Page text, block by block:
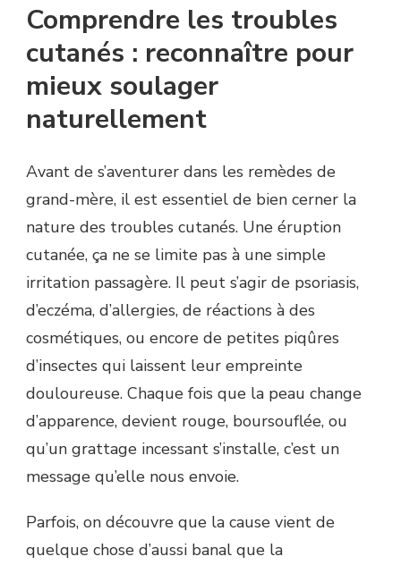
Comprendre les troubles
cutanés : reconnaître pour
mieux soulager
naturellement
Avant de s’aventurer dans les remèdes de
grand-mère, il est essentiel de bien cerner la
nature des troubles cutanés. Une éruption
cutanée, ça ne se limite pas à une simple
irritation passagère. Il peut s’agir de psoriasis,
d’eczéma, d’allergies, de réactions à des
cosmétiques, ou encore de petites piqûres
d’insectes qui laissent leur empreinte
douloureuse. Chaque fois que la peau change
d’apparence, devient rouge, boursouflée, ou
qu’un grattage incessant s’installe, c’est un
message qu’elle nous envoie.
Parfois, on découvre que la cause vient de
quelque chose d’aussi banal que la